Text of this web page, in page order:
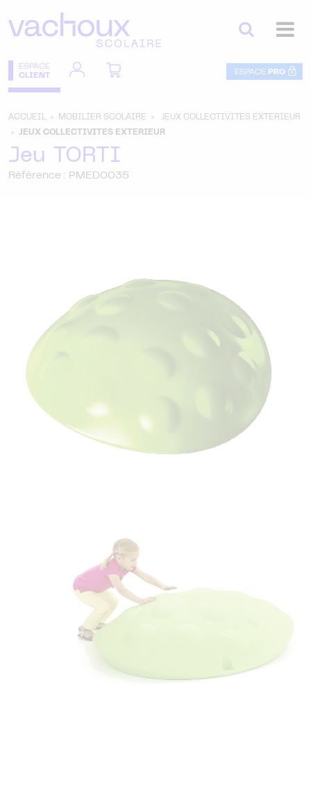
ESPACE
CLIENT
ESPACE PRO
ACCUEIL > MOBILIER SCOLAIRE > JEUX COLLECTIVITES EXTERIEUR
> JEUX COLLECTIVITES EXTERIEUR
Jeu TORTI
Référence : PMED0035